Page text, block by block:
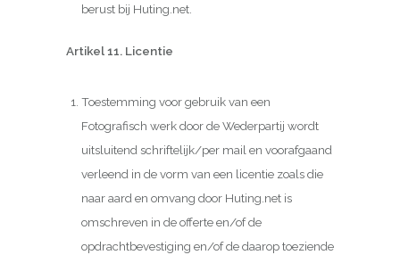
berust bij Huting.net.
Artikel 11. Licentie
Toestemming voor gebruik van een
Fotografisch werk door de Wederpartij wordt
uitsluitend schriftelijk/per mail en voorafgaand
verleend in de vorm van een licentie zoals die
naar aard en omvang door Huting.net is
omschreven in de offerte en/of de
opdrachtbevestiging en/of de daarop toeziende